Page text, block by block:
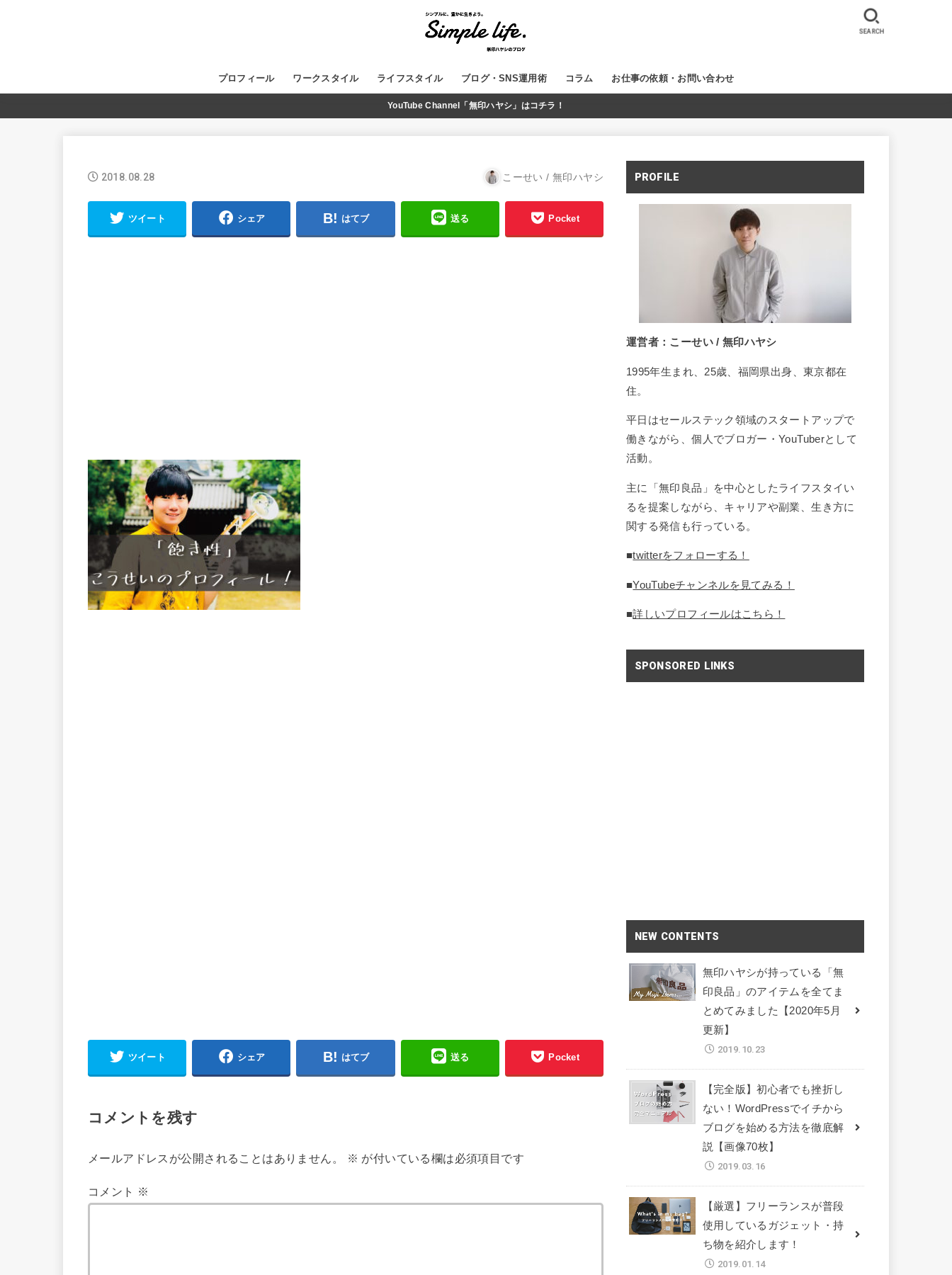
プロフィール ワークスタイル ライフスタイル
GADGET
MUJI
ブログ・SNS運用術
WordPress
ブログ運営
SNS
YouTube
コラム お仕事の依頼・お問い合わせ
SEARCH
YouTube Channel「無印ハヤシ」はコチラ！
2018.08.28 こーせい / 無印ハヤシ
ツイート シェア はてブ 送る Pocket
ツイート シェア はてブ 送る Pocket
コメントを残す
メールアドレスが公開されることはありません。 ※ が付いている欄は必須項目です
コメント ※
PROFILE
運営者：こーせい / 無印ハヤシ
1995年生まれ、25歳、福岡県出身、東京都在
住。
平日はセールステック領域のスタートアップで
働きながら、個人でブロガー・YouTuberとして
活動。
主に「無印良品」を中心としたライフスタイい
るを提案しながら、キャリアや副業、生き方に
関する発信も行っている。
■twitterをフォローする！
■YouTubeチャンネルを見てみる！
■詳しいプロフィールはこちら！
SPONSORED LINKS
NEW CONTENTS
無印ハヤシが持っている「無
印良品」のアイテムを全てま
とめてみました【2020年5月
更新】
2019.10.23
【完全版】初心者でも挫折し
ない！WordPressでイチから
ブログを始める方法を徹底解
説【画像70枚】
2019.03.16
【厳選】フリーランスが普段
使用しているガジェット・持
ち物を紹介します！
2019.01.14